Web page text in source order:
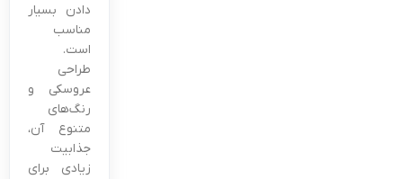
دادن بسیار
مناسب
است.
طراحی
عروسکی و
رنگ‌های
متنوع آن،
جذابیت
زیادی برای